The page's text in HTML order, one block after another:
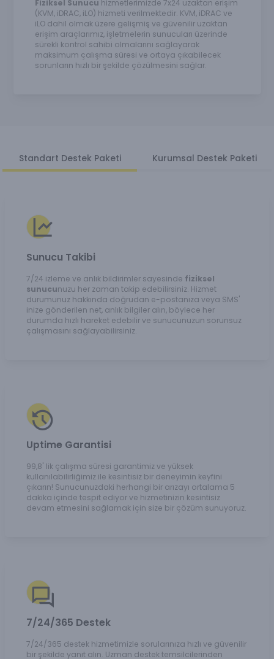
Fiziksel Sunucu hizmetlerimizde 7x24 uzaktan erişim
(KVM, iDRAC, iLO) hizmeti verilmektedir. KVM, iDRAC ve
iLO dahil olmak üzere gelişmiş ve güvenilir uzaktan
erişim araçlarımız, işletmelerin sunucuları üzerinde
sürekli kontrol sahibi olmalarını sağlayarak
maksimum çalışma süresi ve ortaya çıkabilecek
sorunların hızlı bir şekilde çözülmesini sağlar.
Standart Destek Paketi Kurumsal Destek Paketi
Sunucu Takibi
7/24 izleme ve anlık bildirimler sayesinde fiziksel
sunucunuzu her zaman takip edebilirsiniz. Hizmet
durumunuz hakkında doğrudan e-postanıza veya SMS'
inize gönderilen net, anlık bilgiler alın, böylece her
durumda hızlı hareket edebilir ve sunucunuzun sorunsuz
çalışmasını sağlayabilirsiniz.
Uptime Garantisi
99,8' lik çalışma süresi garantimiz ve yüksek
kullanılabilirliğimiz ile kesintisiz bir deneyimin keyfini
çıkarın! Sunucunuzdaki herhangi bir arızayı ortalama 5
dakika içinde tespit ediyor ve hizmetinizin kesintisiz
devam etmesini sağlamak için size bir çözüm sunuyoruz.
7/24/365 Destek
7/24/365 destek hizmetimizle sorularınıza hızlı ve güvenilir
bir şekilde yanıt alın. Uzman destek temsilcilerinden